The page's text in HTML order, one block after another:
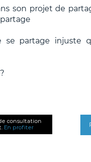
son projet de
se partage
consultation
En profiter